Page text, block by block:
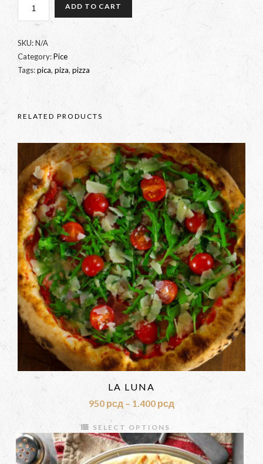
ADD TO CART
SKU:N/A
Category:Pice
Tags:pica, piza, pizza
RELATED PRODUCTS
LA LUNA
950 рсд – 1.400 рсд
SELECT OPTIONS